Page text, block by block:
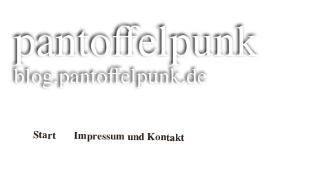
pantoffelpunk
blog.pantoffelpunk.de
Start Impressum und Kontakt